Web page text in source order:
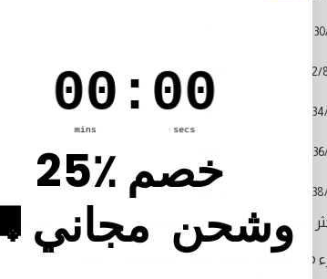
42.5/108
44/112
امتلاءً من صدرك، مع الحفاظ على الشريط محكمًا
من خصرك، والذي يكون عادةً فوق زر البطن.
Countdown ends in:
00
mins
: 00
secs
🚚 وشحن مجاني